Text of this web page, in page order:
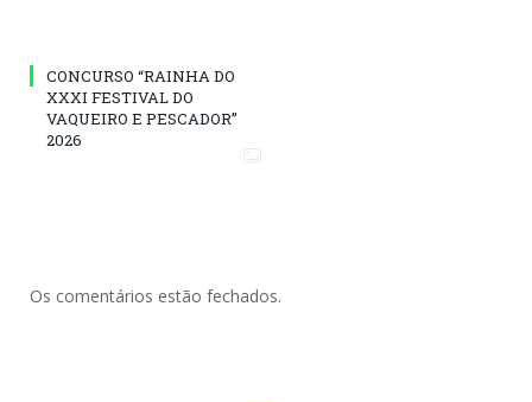
CONCURSO “RAINHA DO
XXXI FESTIVAL DO
VAQUEIRO E PESCADOR”
2026
Os comentários estão fechados.